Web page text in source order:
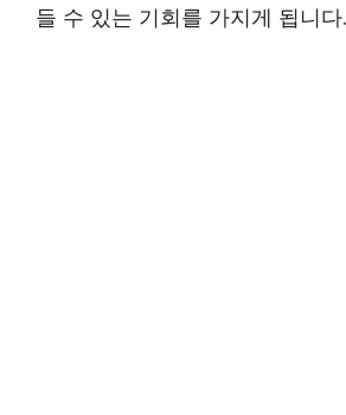
들 수 있는 기회를 가지게 됩니다.